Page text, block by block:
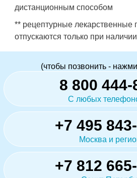
дистанционным способом
** рецептурные лекарственные
отпускаются только при
(чтобы позвонить -
8 800 444-
С любых
+7 495
Москва и
+7 812